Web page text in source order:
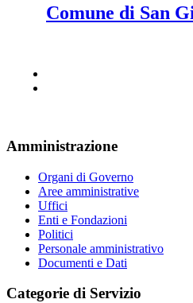
Comune di San
Amministrazione
Organi di Governo
Aree amministrative
Uffici
Enti e Fondazioni
Politici
Personale amministrativo
Documenti e Dati
Categorie di Servizio